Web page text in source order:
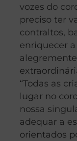
vozes do
preciso ter
contraltos,
enriquecer
“Todas as
lugar no
nossa
adequar a
orientados